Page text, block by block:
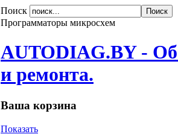
Поиск
Программаторы микросхем
AUTODIAG.BY -
и ремонта.
Ваша корзина
Показать